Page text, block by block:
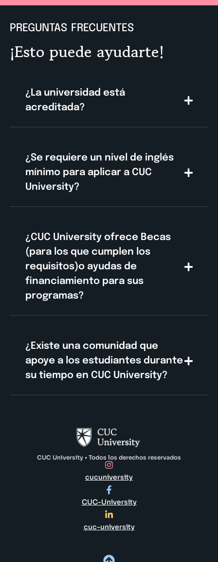
PREGUNTAS FRECUENTES
¡Esto puede ayudarte!
¿La universidad está
acreditada?
¿Se requiere un nivel de inglés
mínimo para aplicar a CUC
University?
¿CUC University ofrece Becas
(para los que cumplen los
requisitos)o ayudas de
financiamiento para sus
programas?
¿Existe una comunidad que
apoye a los estudiantes durante
su tiempo en CUC University?
CUC University • Todos los derechos reservados
cucuniversity
CUC-University
cuc-university